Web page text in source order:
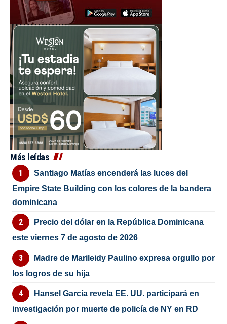
Más leídas
Santiago Matías encenderá las luces del
Empire State Building con los colores de la bandera
dominicana
Precio del dólar en la República Dominicana
este viernes 7 de agosto de 2026
Madre de Marileidy Paulino expresa orgullo por
los logros de su hija
Hansel García revela EE. UU. participará en
investigación por muerte de policía de NY en RD